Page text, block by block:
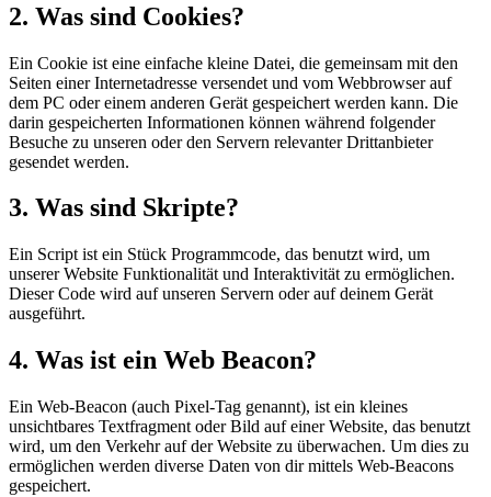
2. Was sind Cookies?
Ein Cookie ist eine einfache kleine Datei, die gemeinsam mit den
Seiten einer Internetadresse versendet und vom Webbrowser auf
dem PC oder einem anderen Gerät gespeichert werden kann. Die
darin gespeicherten Informationen können während folgender
Besuche zu unseren oder den Servern relevanter Drittanbieter
gesendet werden.
3. Was sind Skripte?
Ein Script ist ein Stück Programmcode, das benutzt wird, um
unserer Website Funktionalität und Interaktivität zu ermöglichen.
Dieser Code wird auf unseren Servern oder auf deinem Gerät
ausgeführt.
4. Was ist ein Web Beacon?
Ein Web-Beacon (auch Pixel-Tag genannt), ist ein kleines
unsichtbares Textfragment oder Bild auf einer Website, das benutzt
wird, um den Verkehr auf der Website zu überwachen. Um dies zu
ermöglichen werden diverse Daten von dir mittels Web-Beacons
gespeichert.